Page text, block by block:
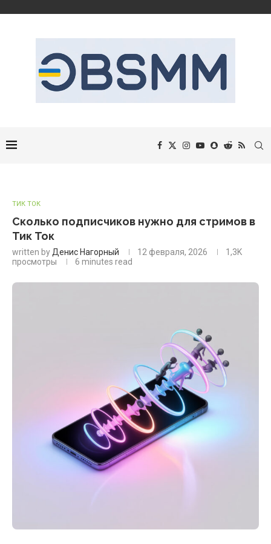
ТИК ТОК
Сколько подписчиков нужно для стримов в
Тик Ток
written by Денис Нагорный 12 февраля, 2026
1,3K
просмотры
6 minutes read